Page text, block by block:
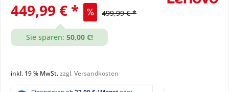
449,99 € * 499,99 € *
Sie sparen: 50,00 €!
inkl. 19 % MwSt.zzgl. Versandkosten